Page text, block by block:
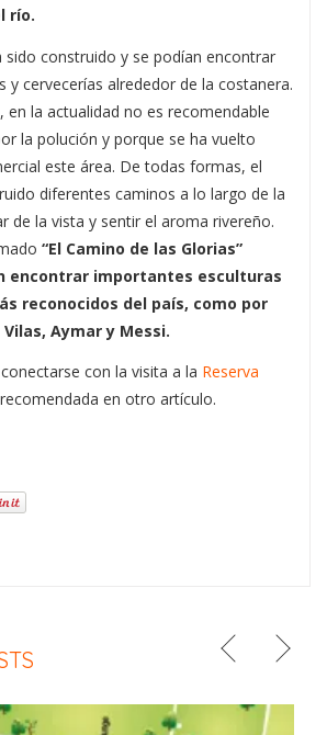
río.
sido construido y se podían encontrar
y cervecerías alrededor de la costanera.
en la actualidad no es recomendable
la polución y porque se ha vuelto
este área. De todas formas, el
diferentes caminos a lo largo de la
de la vista y sentir el aroma rivereño.
“El Camino de las Glorias”
encontrar importantes esculturas
reconocidos del país, como por
Aymar y Messi.
con la visita a la Reserva
en otro artículo.